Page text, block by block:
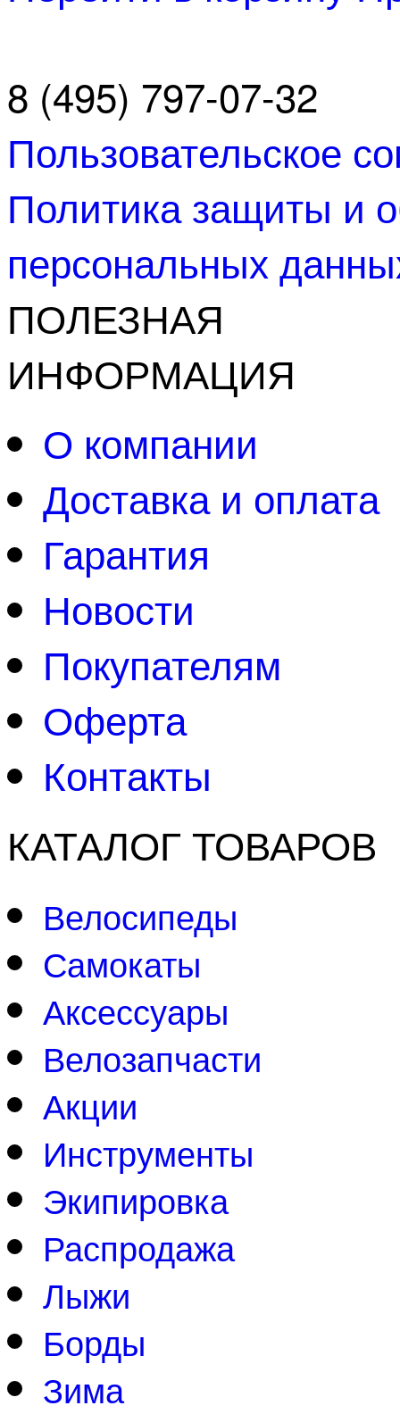
8 (495) 797-07-32
Пользовательское
Политика защиты и
персональных
ПОЛЕЗНАЯ
ИНФОРМАЦИЯ
О компании
Доставка и оплата
Гарантия
Новости
Покупателям
Оферта
Контакты
КАТАЛОГ ТОВАРОВ
Велосипеды
Самокаты
Аксессуары
Велозапчасти
Акции
Инструменты
Экипировка
Распродажа
Лыжи
Борды
Зима